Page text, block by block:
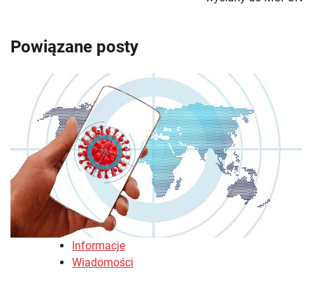
Powiązane posty
Informacje
Wiadomości